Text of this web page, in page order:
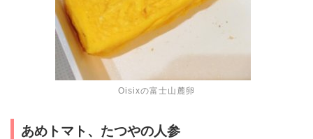
Oisixの富士山麓卵
あめトマト、たつやの人参